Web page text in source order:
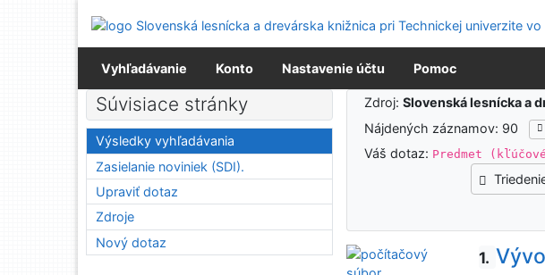
Prejsť na menu
Prehlásenie o webovej prístupnosti
Vyhľadávanie Konto Nastavenie účtu Pomoc
Výsledky vyhľadávania
Zdroj:Slovenská lesnícka a
Nájdených záznamov: 90
Váš dotaz: Predmet
1.
Súvisiace stránky
Výsledky vyhľadávania
Zasielanie noviniek (SDI).
Upraviť dotaz
Zdroje
Nový dotaz